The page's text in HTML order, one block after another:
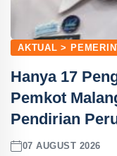
AKTUAL >
Hanya 17
Pemkot
Pendirian
07 AUGUST 2026